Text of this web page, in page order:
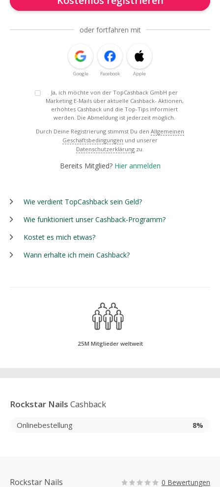
oder fortfahren mit
Google Facebook Apple
Ja, ich möchte von der TopCashback GmbH per
Marketing E-Mails über aktuelle Cashback- Aktionen,
erhöhtes Cashback und die Top-Tips informiert
werden. Die Abmeldung ist jederzeit möglich.
Durch Deine Registrierung stimmst Du den Allgemeinen
Geschäftsbedingungen und unserer
Datenschutzerklärung zu.
Bereits Mitglied? Hier anmelden
Wie verdient TopCashback sein Geld?
Wie funktioniert unser Cashback-Programm?
Kostet es mich etwas?
Wann erhalte ich mein Cashback?
25M Mitglieder weltweit
Rockstar Nails Cashback
Onlinebestellung 8%
Rockstar Nails 0 Bewertungen